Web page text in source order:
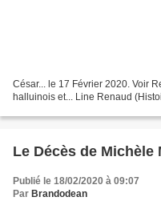
César... le 17 Février 2020. Voir
halluinois et... Line Renaud
Le Décès de Michèle
Publié le 18/02/2020 à 09:07
Par Brandodean